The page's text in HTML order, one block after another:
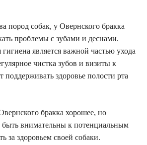
пород собак, у Овернского бракка
проблемы с зубами и деснами.
является важной частью ухода
чистка зубов и визиты к
поддерживать здоровье полости рта
бракка хорошее, но
внимательны к потенциальным
за здоровьем своей собаки.